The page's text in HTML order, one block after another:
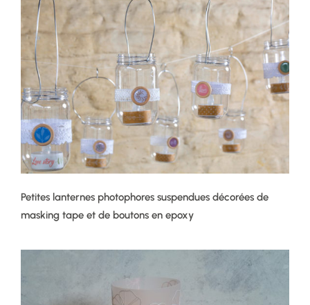
Petites lanternes photophores suspendues décorées de
masking tape et de boutons en epoxy